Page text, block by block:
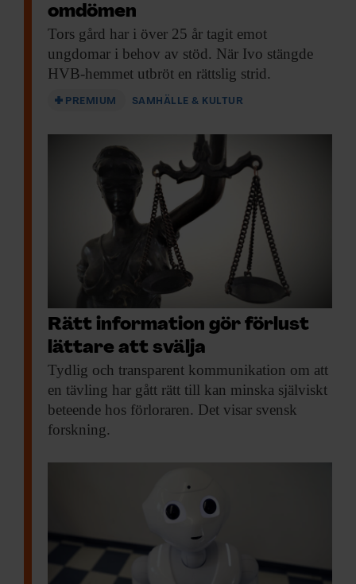
omdömen
Tors gård har i över 25 år tagit emot
ungdomar i behov av stöd. När Ivo stängde
HVB-hemmet utbröt en rättslig strid.
PREMIUM SAMHÄLLE & KULTUR
Rätt information gör förlust
lättare att svälja
Tydlig och transparent kommunikation om att
en tävling har gått rätt till kan minska själviskt
beteende hos förloraren. Det visar svensk
forskning.